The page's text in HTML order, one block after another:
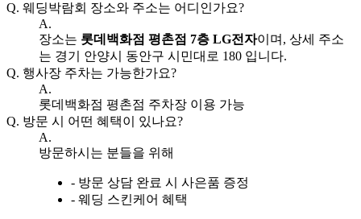
Q. 웨딩박람회 장소와 주소는 어디인가요?
A.
장소는 롯데백화점 평촌점 7층 LG전자이며, 상세 주소
는 경기 안양시 동안구 시민대로 180 입니다.
Q. 행사장 주차는 가능한가요?
A.
롯데백화점 평촌점 주차장 이용 가능
Q. 방문 시 어떤 혜택이 있나요?
A.
방문하시는 분들을 위해
- 방문 상담 완료 시 사은품 증정
- 웨딩 스킨케어 혜택